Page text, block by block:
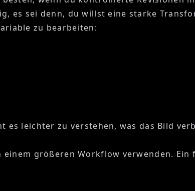
es sei denn, du willst eine starke
zu bearbeiten:
es leichter zu verstehen, was das Bild
größeren Workflow verwenden.